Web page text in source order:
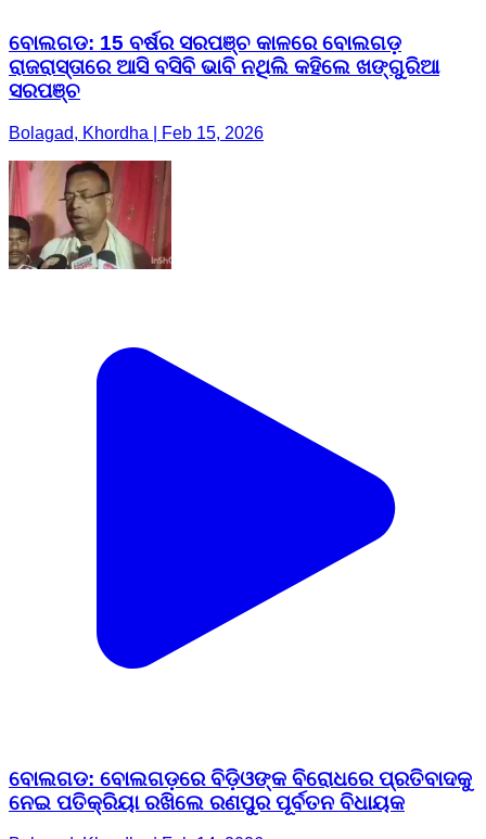
ବୋଲଗଡ: 15 ବର୍ଷର ସରପଞ୍ଚ କାଳରେ ବୋଲଗଡ଼
ରାଜରାସ୍ତାରେ ଆସି ବସିବି ଭାବି ନଥିଲି କହିଲେ ଖଙ୍ଗୁରିଆ
ସରପଞ୍ଚ
Bolagad, Khordha | Feb 15, 2026
ବୋଲଗଡ: ବୋଲଗଡ଼ରେ ବିଡ଼ିଓଙ୍କ ବିରୋଧରେ ପ୍ରତିବାଦକୁ
ନେଇ ପତିକ୍ରିୟା ରଖିଲେ ରଣପୁର ପୂର୍ବତନ ବିଧାୟକ